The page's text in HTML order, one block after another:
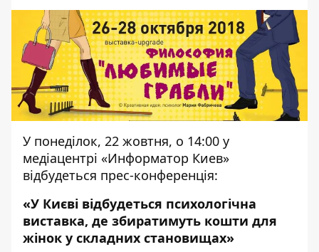
У понеділок, 22 жовтня, о 14:00 у
медіацентрі «Информатор Киев»
відбудеться прес-конференція:
«У Києві відбудеться психологічна
виставка, де збиратимуть кошти для
жінок у складних становищах»